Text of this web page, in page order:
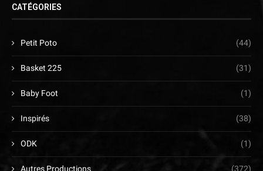
CATÉGORIES
Petit Poto (44)
Basket 225 (31)
Baby Foot (1)
Inspirés (38)
ODK (1)
Autres Productions (372)